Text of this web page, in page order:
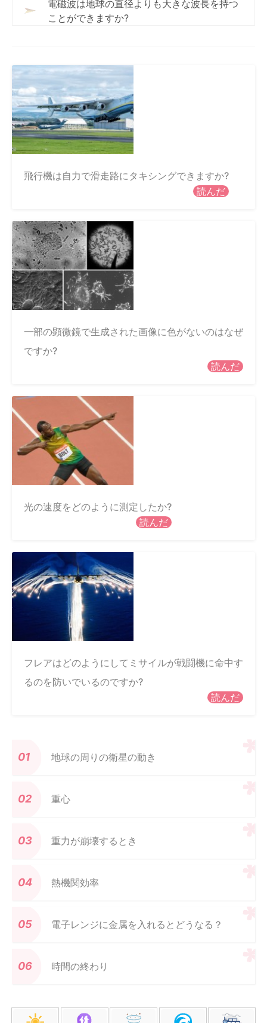
電磁波は地球の直径よりも大きな波長を持つ
ことができますか?
飛行機は自力で滑走路にタキシングできますか?
読んだ
一部の顕微鏡で生成された画像に色がないのはなぜ
ですか?
読んだ
光の速度をどのように測定したか?
読んだ
フレアはどのようにしてミサイルが戦闘機に命中す
るのを防いでいるのですか?
読んだ
地球の周りの衛星の動き
重心
重力が崩壊するとき
熱機関効率
電子レンジに金属を入れるとどうなる？
時間の終わり